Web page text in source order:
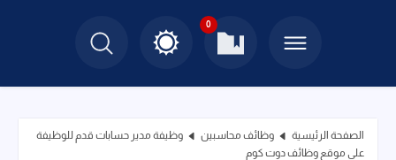
0
الصفحة الرئيسية وظائف محاسبين
وظيفة مدير حسابات قدم للوظيفة
على موقع وظائف دوت كوم